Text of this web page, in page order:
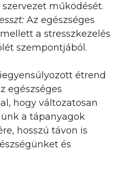
működését.
Az egészséges
a stresszkezelés
szempontjából.
étrend
egészséges
hogy változatosan
a tápanyagok
hosszú távon is
és